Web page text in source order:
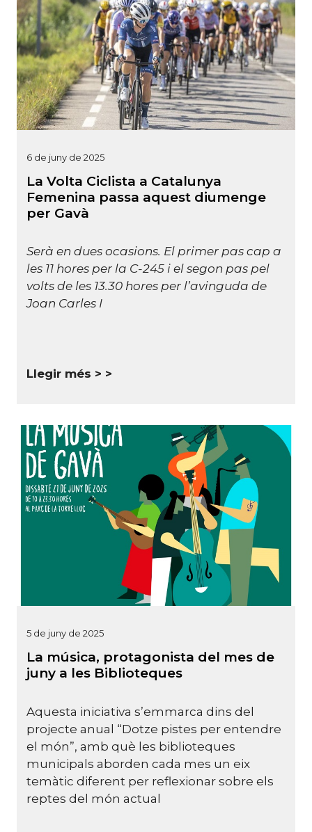
6 de juny de 2025
La Volta Ciclista a Catalunya
Femenina passa aquest diumenge
per Gavà
Serà en dues ocasions. El primer pas cap a
les 11 hores per la C-245 i el segon pas pel
volts de les 13.30 hores per l’avinguda de
Joan Carles I
Llegir més >
5 de juny de 2025
La música, protagonista del mes de
juny a les Biblioteques
Aquesta iniciativa s’emmarca dins del
projecte anual “Dotze pistes per entendre
el món”, amb què les biblioteques
municipals aborden cada mes un eix
temàtic diferent per reflexionar sobre els
reptes del món actual